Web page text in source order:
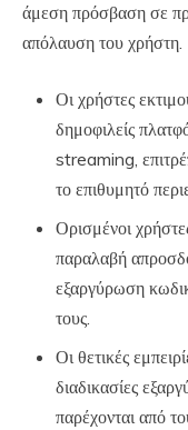
άμεση πρόσβαση σε
απόλαυση του χρήστη.
Οι χρήστες
δημοφιλείς
streaming,
το επιθυμητό
Ορισμένοι
παραλαβή
εξαργύρωση
τους.
Οι θετικές
διαδικασίες
παρέχονται από